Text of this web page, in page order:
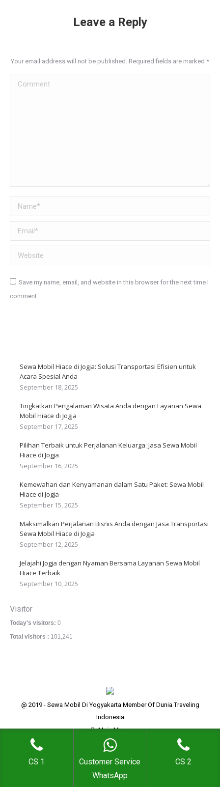
Leave a Reply
Your email address will not be published. Required fields are marked *
Comment
Name *
Email *
Website
Save my name, email, and website in this browser for the next time I
comment.
Sewa Mobil Hiace di Jogja: Solusi Transportasi Efisien untuk
Acara Spesial Anda
September 18, 2025
Tingkatkan Pengalaman Wisata Anda dengan Layanan Sewa
Mobil Hiace di Jogja
September 17, 2025
Pilihan Terbaik untuk Perjalanan Keluarga: Jasa Sewa Mobil
Hiace di Jogja
September 16, 2025
Kemewahan dan Kenyamanan dalam Satu Paket: Sewa Mobil
Hiace di Jogja
September 15, 2025
Maksimalkan Perjalanan Bisnis Anda dengan Jasa Transportasi
Sewa Mobil Hiace di Jogja
September 12, 2025
Jelajahi Jogja dengan Nyaman Bersama Layanan Sewa Mobil
Hiace Terbaik
September 10, 2025
Visitor
Today's visitors: 0
Total visitors : 101,241
@ 2019 - Sewa Mobil Di Yogyakarta Member Of Dunia Traveling
Indonesia
Main Menu
CS 1
Customer Service
WhatsApp
CS 2